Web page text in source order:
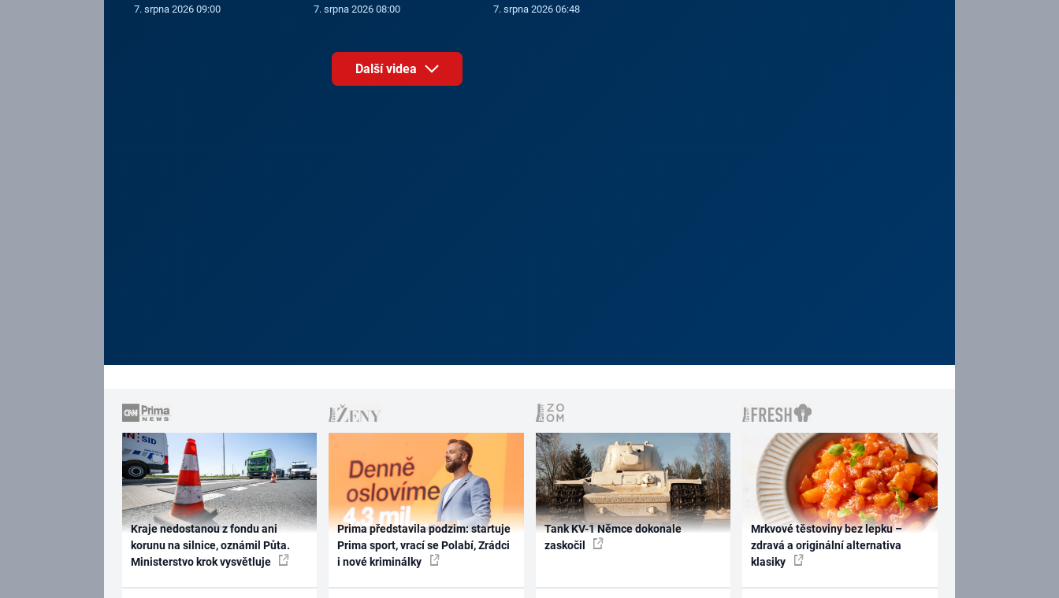
7. srpna 2026 09:00 7. srpna 2026 08:00 7. srpna 2026 06:48
Další videa
Kraje nedostanou z fondu ani
korunu na silnice, oznámil Půta.
Ministerstvo krok vysvětluje
Prima představila podzim: startuje
Prima sport, vrací se Polabí, Zrádci
i nové kriminálky
Tank KV-1 Němce dokonale
zaskočil
Mrkvové těstoviny bez lepku –
zdravá a originální alternativa
klasiky